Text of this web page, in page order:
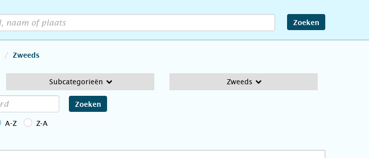
Zoeken
Zweeds
Subcategorieën Zweeds
Zoeken
A-Z Z-A